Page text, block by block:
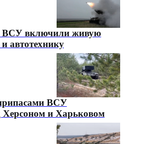
ВСУ включили живую
автотехнику
ВСУ
и Харьковом